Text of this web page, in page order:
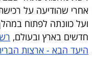
ספורט
קריירה
ולימודים
אחרי שהודיעה על רכישת
חדשים בארץ ובעולם,
היעד הבא - ארצות